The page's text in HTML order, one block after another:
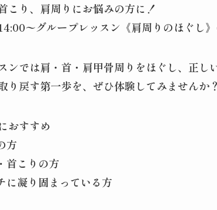
こり、肩周りにお悩みの方に！
〜グループレッスン《肩周りのほぐし》
ンでは肩・首・肩甲骨周りをほぐし、正
り戻す第一歩を、ぜひ体験してみませんか？
おすすめ
方
首こりの方
に凝り固まっている方